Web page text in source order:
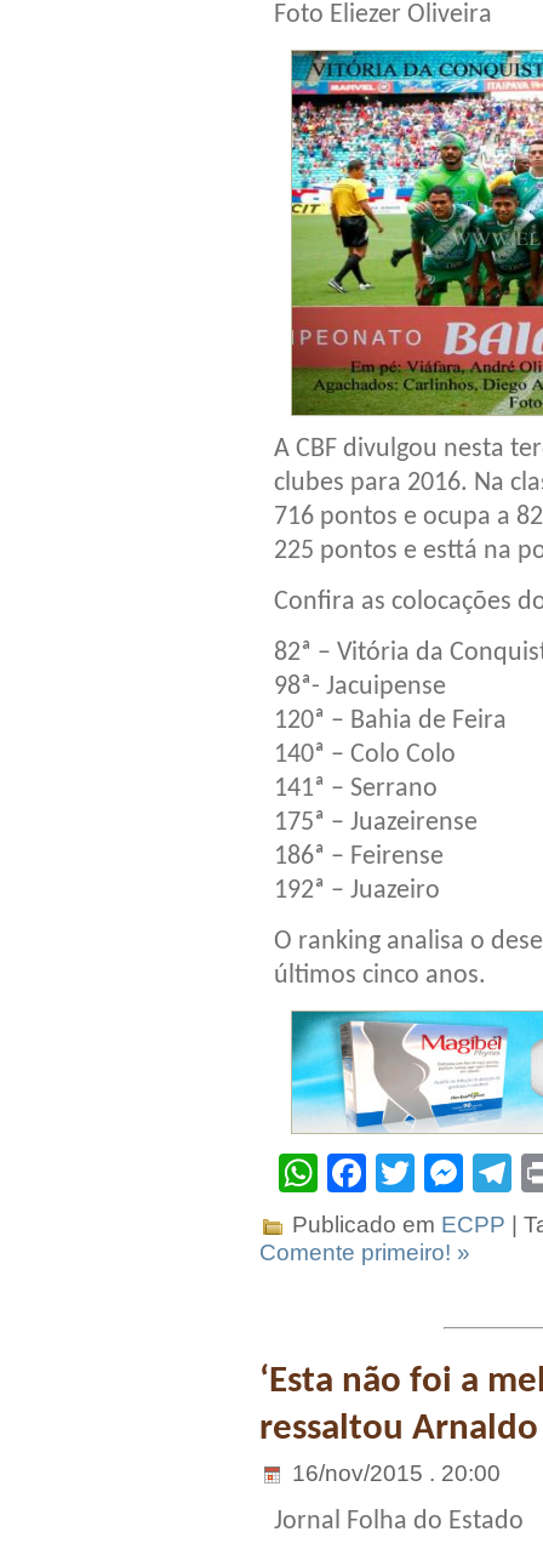
Foto Eliezer Oliveira
A CBF divulgou nesta
clubes para 2016. Na
716 pontos e ocupa a
225 pontos e esttá na
Confira as colocações
82ª – Vitória da
98ª- Jacuipense
120ª – Bahia de Feira
140ª – Colo Colo
141ª – Serrano
175ª – Juazeirense
186ª – Feirense
192ª – Juazeiro
O ranking analisa o
últimos cinco anos.
WhatsApp
Facebook
Twitter
Publicado em ECPP |
Comente primeiro! »
‘Esta não foi a
ressaltou Arnaldo
16/nov/2015 . 20:00
Jornal Folha do Estado